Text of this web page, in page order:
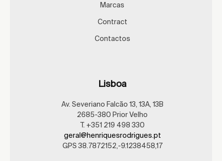
Marcas
Contract
Contactos
Lisboa
Av. Severiano Falcão 13, 13A, 13B
2685-380 Prior Velho
T. +351 219 498 330
geral@henriquesrodrigues.pt
GPS 38.7872152,-9.1238458,17